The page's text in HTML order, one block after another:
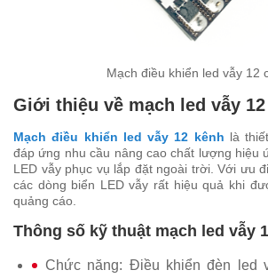
Mạch điều khiển led vẫy 12
Giới thiệu về mạch led vẫy
Mạch điều khiển led vẫy 12 kênh là
đáp ứng nhu cầu nâng cao chất lượng hiệu
LED vẫy phục vụ lắp đặt ngoài trời. Với ưu
các dòng biển LED vẫy rất hiệu quả khi
quảng cáo.
Thông số kỹ thuật mạch led vẫy
Chức năng: Điều khiển đèn led